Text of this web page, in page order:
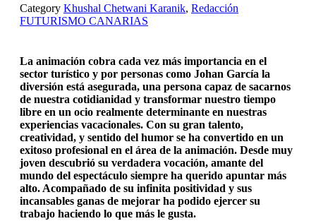
Category Khushal Chetwani Karanik, Redacción
FUTURISMO CANARIAS
La animación cobra cada vez más importancia en el
sector turístico y por personas como Johan García la
diversión está asegurada, una persona capaz de sacarnos
de nuestra cotidianidad y transformar nuestro tiempo
libre en un ocio realmente determinante en nuestras
experiencias vacacionales. Con su gran talento,
creatividad, y sentido del humor se ha convertido en un
exitoso profesional en el área de la animación. Desde muy
joven descubrió su verdadera vocación, amante del
mundo del espectáculo siempre ha querido apuntar más
alto. Acompañado de su infinita positividad y sus
incansables ganas de mejorar ha podido ejercer su
trabajo haciendo lo que más le gusta.